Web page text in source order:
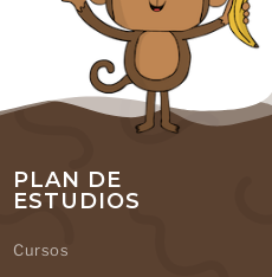
PLAN DE
ESTUDIOS
Cursos